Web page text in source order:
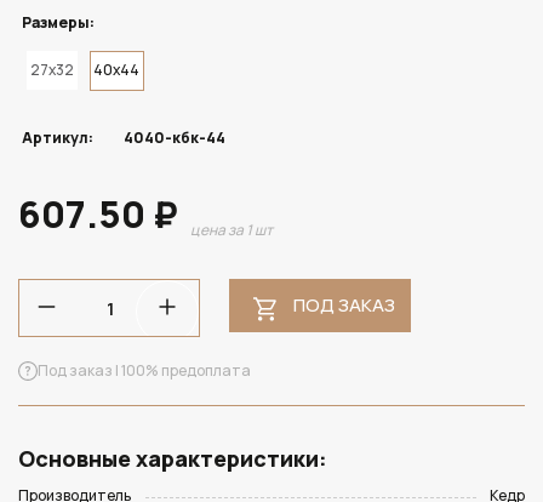
Размеры:
27x32 40x44
Артикул: 4040-кбк-44
607.50 ₽ цена за 1 шт
ПОД ЗАКАЗ
Под заказ | 100% предоплата
Основные характеристики:
Производитель
Кедр